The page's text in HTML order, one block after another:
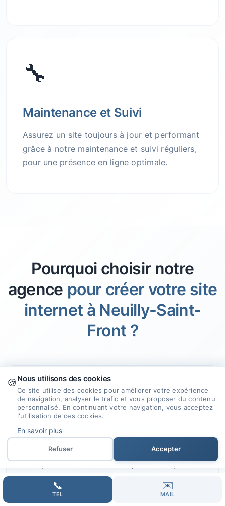
🔧
Maintenance et Suivi
Assurez un site toujours à jour et performant
grâce à notre maintenance et suivi réguliers,
pour une présence en ligne optimale.
Pourquoi choisir notre
agence pour créer votre site
internet à Neuilly-Saint-
Front ?
🎯
Expertise et Savoir-faire
Nous mettons à disposition notre
expérience et nos compétences pour
concevoir des sites internet qui
répondent à vos attentes.
📞
TEL
✉️
MAIL
🍪Nous utilisons des cookies
Ce site utilise des cookies pour améliorer votre expérience
de navigation, analyser le trafic et vous proposer du contenu
personnalisé. En continuant votre navigation, vous acceptez
l'utilisation de ces cookies.
En savoir plus
Refuser Accepter